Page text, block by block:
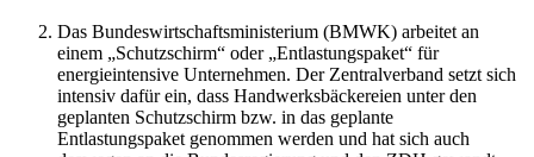
Das Bundeswirtschaftsministerium (BMWK) arbeitet an
einem „Schutzschirm“ oder „Entlastungspaket“ für
energieintensive Unternehmen. Der Zentralverband setzt sich
intensiv dafür ein, dass Handwerksbäckereien unter den
geplanten Schutzschirm bzw. in das geplante
Entlastungspaket genommen werden und hat sich auch